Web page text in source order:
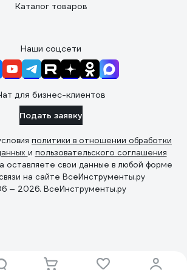
Каталог товаров
Наши соцсети
для бизнес-клиентов
Подать заявку
политики в отношении обработки
и пользовательского соглашения
оставляете свои данные в любой форме
на сайте ВсеИнструменты.ру
— 2026. ВсеИнструменты.ру